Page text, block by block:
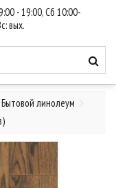
- 19:00, Сб 10:00-
вых.
Бытовой линолеум